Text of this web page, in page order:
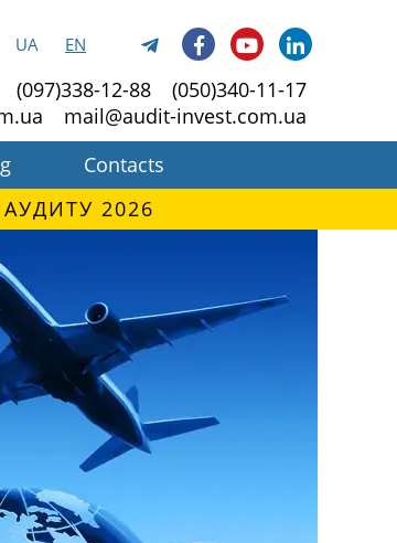
UA EN
(097)338-12-88
(050)340-11-17
mail@audit-invest.com.ua
Contacts
2026